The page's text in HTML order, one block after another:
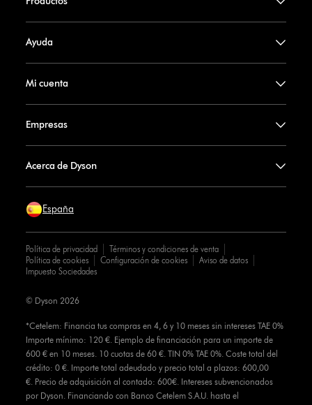
Ayuda
Mi cuenta
Empresas
Acerca de Dyson
España
Política de privacidad
Términos y condiciones de venta
Política de cookies
Configuración de cookies
Aviso de datos
Impuesto Sociedades
*Cetelem: Financia tus compras en 4, 6 y 10 meses sin intereses TAE 0%
Importe mínimo: 120 €. Ejemplo de financiación para un importe de
600 € en 10 meses. 10 cuotas de 60 €. TIN 0% TAE 0%. Coste total del
crédito: 0 €. Importe total adeudado y precio total a plazos: 600,00
€. Precio de adquisición al contado: 600€. Intereses subvencionados
por Dyson. Financiando con Banco Cetelem S.A.U. hasta el
© Dyson 2026